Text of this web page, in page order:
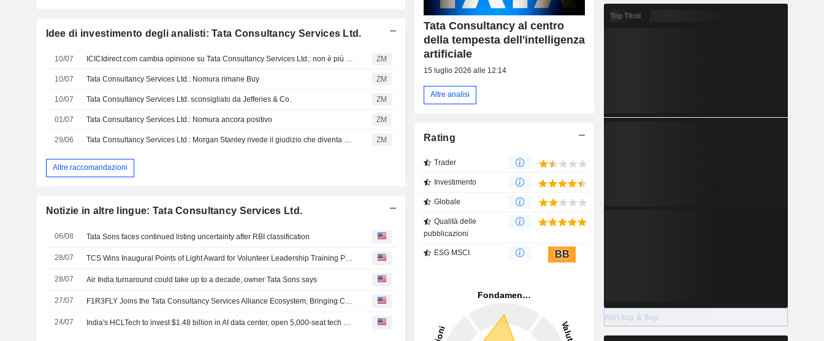
Idee di investimento degli analisti: Tata Consultancy Services Ltd.
10/07 ZM
10/07 Tata Consultancy Services Ltd.: Nomura rimane Buy ZM
10/07 Tata Consultancy Services Ltd. sconsigliato da Jefferies & Co. ZM
01/07 Tata Consultancy Services Ltd.: Nomura ancora positivo ZM
29/06 ZM
Altre raccomandazioni
Notizie in altre lingue: Tata Consultancy Services Ltd.
06/08 Tata Sons faces continued listing uncertainty after RBI classification
28/07 TCS Wins Inaugural Points of Light Award for Volunteer Leadership Training Program
28/07 Air India turnaround could take up to a decade, owner Tata Sons says
27/07 F1R3FLY Joins the Tata Consultancy Services Alliance Ecosystem, Bringing Concurrent, Mathematically Secure Computing to TCS's Global Enterprise Client Base
24/07 India's HCLTech to invest $1.48 billion in AI data center, open 5,000-seat tech hub
Tata Consultancy al centro
della tempesta dell'intelligenza
artificiale
15 luglio 2026 alle 12:14
Altre analisi
Rating
Trader
Investimento
Globale
Qualità delle
pubblicazioni
ESG MSCI BB
Top Titoli
Altri top & flop